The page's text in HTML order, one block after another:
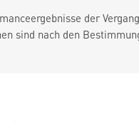
der
sind nach den